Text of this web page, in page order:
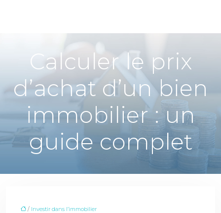
Calculer le prix
d’achat d’un bien
immobilier : un
guide complet
/ Investir dans l’immobilier